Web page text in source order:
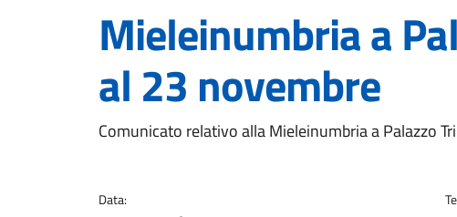
Mieleinumbria a
al 23 novembre
Dettagli della notizia
Comunicato relativo alla Mieleinumbria a Palazzo
Data: